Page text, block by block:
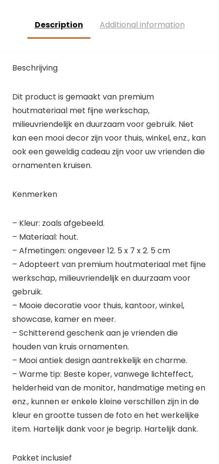
Description Additional information
Beschrijving
Dit product is gemaakt van premium
houtmateriaal met fijne werkschap,
milieuvriendelijk en duurzaam voor gebruik. Niet
kan een mooi decor zijn voor thuis, winkel, enz., kan
ook een geweldig cadeau zijn voor uw vrienden die
ornamenten kruisen.
Kenmerken
– Kleur: zoals afgebeeld.
– Materiaal: hout.
– Afmetingen: ongeveer 12. 5 x 7 x 2. 5 cm
– Adopteert van premium houtmateriaal met fijne
werkschap, milieuvriendelijk en duurzaam voor
gebruik.
– Mooie decoratie voor thuis, kantoor, winkel,
showcase, kamer en meer.
– Schitterend geschenk aan je vrienden die
houden van kruis ornamenten.
– Mooi antiek design aantrekkelijk en charme.
– Warme tip: Beste koper, vanwege lichteffect,
helderheid van de monitor, handmatige meting en
enz., kunnen er enkele kleine verschillen zijn in de
kleur en grootte tussen de foto en het werkelijke
item. Hartelijk dank voor je begrip. Hartelijk dank.
Pakket inclusief